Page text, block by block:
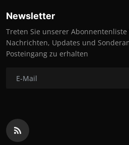
Newsletter
Treten Sie unserer
Nachrichten, Updates und
Posteingang zu erhalten